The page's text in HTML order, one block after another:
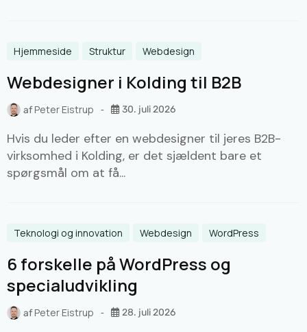
Hjemmeside Struktur Webdesign
Webdesigner i Kolding til B2B
afPeter Eistrup 30. juli 2026
Hvis du leder efter en webdesigner til jeres B2B-
virksomhed i Kolding, er det sjældent bare et
spørgsmål om at få...
Teknologi og innovation Webdesign WordPress
6 forskelle på WordPress og
specialudvikling
afPeter Eistrup 28. juli 2026